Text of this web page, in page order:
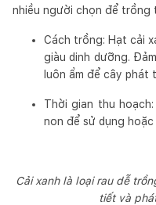
nhiều người chọn để trồng
Cách trồng: Hạt cải
giàu dinh dưỡng.
luôn ẩm để cây phát
Thời gian thu
non để sử dụng
Cải xanh là loại rau dễ
tiết và